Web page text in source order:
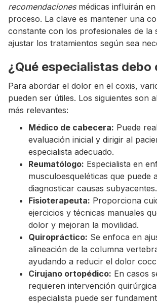
recomendacionesmédicas influirán
proceso. La clave es mantener una
constante con los profesionales de la
ajustar los tratamientos según sea
¿Qué especialistas debo
Para abordar el dolor en el coxis,
pueden ser útiles. Los siguientes son
más relevantes:
Médico de cabecera: Puede
evaluación inicial y dirigir al
especialista adecuado.
Reumatólogo: Especialista en
musculoesqueléticas que puede
diagnosticar causas subyacentes.
Fisioterapeuta: Proporciona
ejercicios y técnicas manuales
dolor y mejoran la movilidad.
Quiropráctico: Se enfoca en
alineación de la columna
ayudando a reducir el dolor
Cirujano ortopédico: En casos
requieren intervención
especialista puede ser